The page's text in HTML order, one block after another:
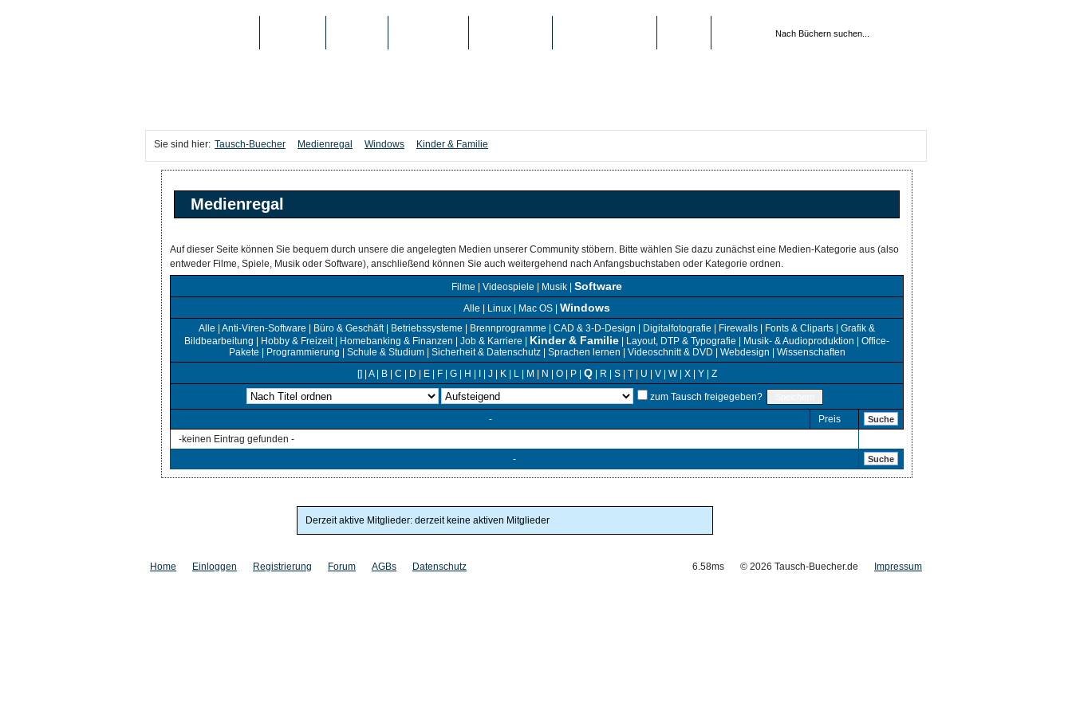
Sie sind hier: Tausch-Buecher Medienregal Windows Kinder & Familie
Medienregal
Auf dieser Seite können Sie bequem durch unsere die angelegten Medien unserer Community stöbern. Bitte wählen Sie dazu zunächst eine Medien-Kategorie aus (also
entweder Filme, Spiele, Musik oder Software), anschließend können Sie auch weitergehend nach Anfangsbuchstaben oder Kategorie ordnen.
Filme Videospiele Musik Software
Alle Linux Mac OS Windows
Alle Anti-Viren-Software Büro & Geschäft| Betriebssysteme Brennprogramme CAD & 3-D-Design Digitalfotografie Firewalls Fonts & Cliparts
Grafik &
Bildbearbeitung
Hobby & Freizeit| Homebanking & Finanzen Job & Karriere Kinder & Familie Layout, DTP & Typografie Musik- & Audioproduktion
Office-
Pakete
Programmierung Schule & Studium| Sicherheit & Datenschutz| Sprachen lernen Videoschnitt & DVD Webdesign
Wissenschaften
[]
A| B| C D E| F| G| H J| K| L| M N O| P| Q| R S| T| U V| W| X| Y| Z
zum Tausch freigegeben?
- Preis Suche
-keinen Eintrag gefunden -
-
Suche
Derzeit aktive Mitglieder: derzeit keine aktiven Mitglieder
Home Einloggen Registrierung Forum AGBs Datenschutz 6.58ms © 2026 Tausch-Buecher.de Impressum